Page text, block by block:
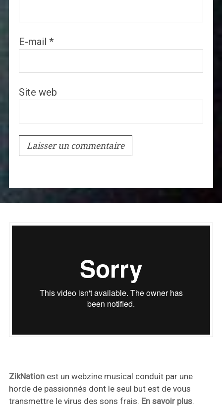
E-mail *
Site web
ZikNationest un webzine musical conduit par une
horde de passionnés dont le seul but est de vous
transmettre le virus des sons frais. En savoir plus.